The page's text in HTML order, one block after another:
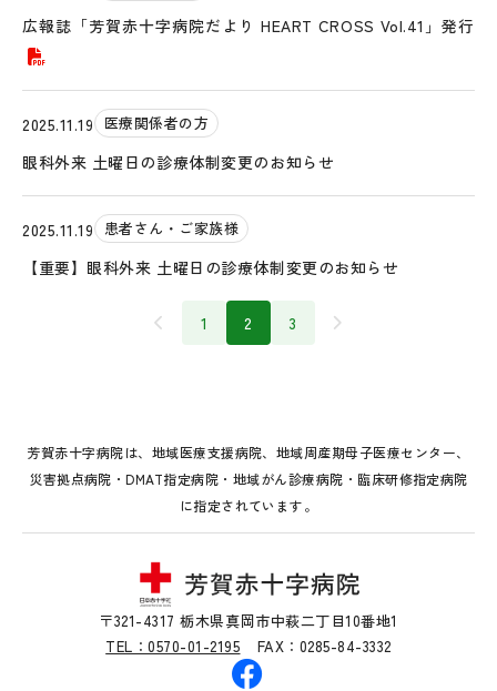
広報誌「芳賀赤十字病院だより HEART CROSS Vol.41」発行
2025.11.19 医療関係者の方
眼科外来 土曜日の診療体制変更のお知らせ
2025.11.19 患者さん・ご家族様
【重要】眼科外来 土曜日の診療体制変更のお知らせ
1 2 3
芳賀赤十字病院は、地域医療支援病院、地域周産期母子医療センター、
災害拠点病院・DMAT指定病院・地域がん診療病院・臨床研修指定病院
に指定されています。
〒321-4317 栃木県真岡市中萩二丁目10番地1
TEL：0570-01-2195
FAX：0285-84-3332